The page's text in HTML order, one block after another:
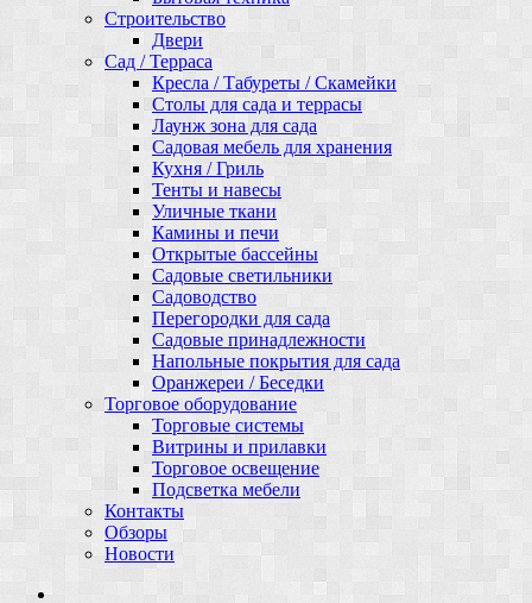
Строительство
Двери
Сад / Терраса
Кресла / Табуреты / Скамейки
Столы для сада и террасы
Лаунж зона для сада
Садовая мебель для хранения
Кухня / Гриль
Тенты и навесы
Уличные ткани
Камины и печи
Открытые бассейны
Садовые светильники
Садоводство
Перегородки для сада
Садовые принадлежности
Напольные покрытия для сада
Оранжереи / Беседки
Торговое оборудование
Торговые системы
Витрины и прилавки
Торговое освещение
Подсветка мебели
Контакты
Обзоры
Новости